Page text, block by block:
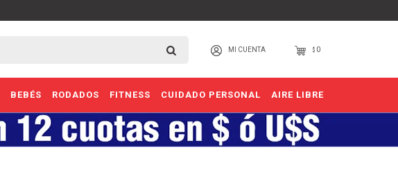
BEBÉS RODADOS FITNESS CUIDADO PERSONAL AIRE LIBRE
$ 0